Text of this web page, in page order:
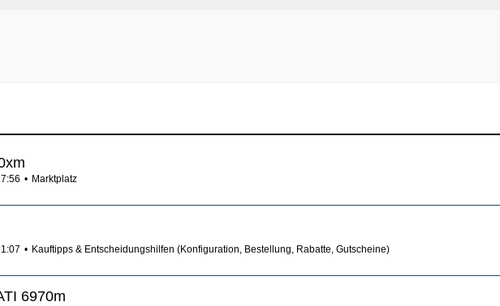
Marktplatz
Kauftipps & Entscheidungshilfen (Konfiguration, Bestellung, Rabatte, Gutscheine)
6970m